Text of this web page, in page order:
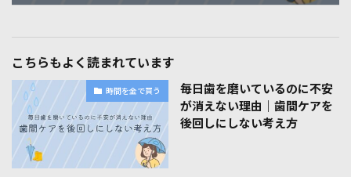
こちらもよく読まれています
時間を金で買う
毎日歯を磨いているのに不安
が消えない理由｜歯間ケアを
後回しにしない考え方